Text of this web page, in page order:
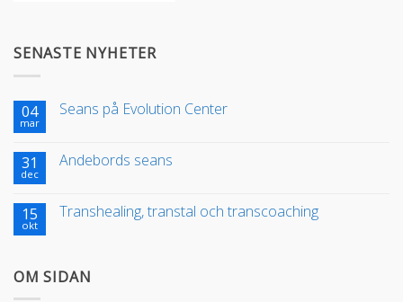
SENASTE NYHETER
04
mar
Seans på Evolution Center
31
dec
Andebords seans
15
okt
Transhealing, transtal och transcoaching
OM SIDAN